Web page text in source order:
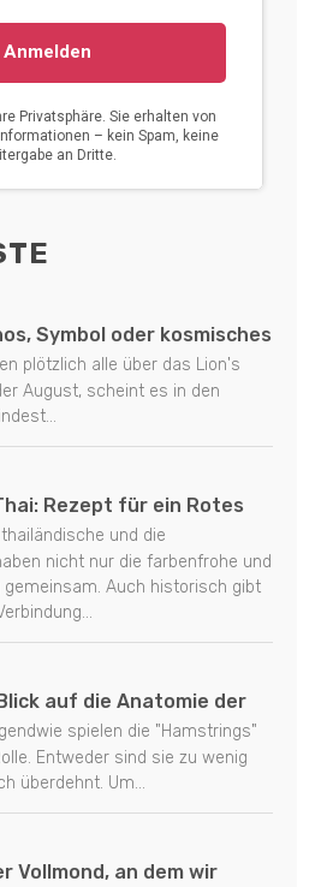
Symbol oder kosmisches
plötzlich alle über das Lion's
August, scheint es in den
Rezept für ein Rotes
thailändische und die
nicht nur die farbenfrohe und
gemeinsam. Auch historisch gibt
auf die Anatomie der
spielen die "Hamstrings"
Entweder sind sie zu wenig
überdehnt. Um...
Vollmond, an dem wir